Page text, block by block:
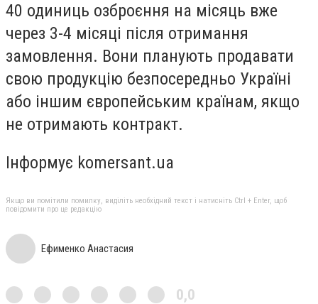
40 одиниць озброєння на місяць вже
через 3-4 місяці після отримання
замовлення. Вони планують продавати
свою продукцію безпосередньо Україні
або іншим європейським країнам, якщо
не отримають контракт.
Інформує komersant.ua
Якщо ви помітили помилку, виділіть необхідний текст і натисніть Ctrl + Enter, щоб
повідомити про це редакцію
Ефименко Анастасия
0,0